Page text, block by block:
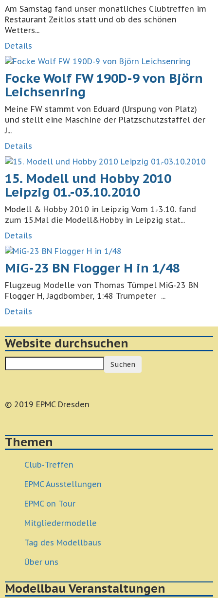
Am Samstag fand unser monatliches Clubtreffen im
Restaurant Zeitlos statt und ob des schönen
Wetters...
Details
Focke Wolf FW 190D-9 von Björn
Leichsenring
Meine FW stammt von Eduard (Urspung von Platz)
und stellt eine Maschine der Platzschutzstaffel der
J...
Details
15. Modell und Hobby 2010
Leipzig 01.-03.10.2010
Modell & Hobby 2010 in Leipzig Vom 1.-3.10. fand
zum 15.Mal die Modell&Hobby in Leipzig stat...
Details
MiG-23 BN Flogger H in 1/48
Flugzeug Modelle von Thomas Tümpel MiG-23 BN
Flogger H, Jagdbomber, 1:48 Trumpeter ...
Details
Website durchsuchen
Suchen
© 2019 EPMC Dresden
Themen
Club-Treffen
EPMC Ausstellungen
EPMC on Tour
Mitgliedermodelle
Tag des Modellbaus
Über uns
Modellbau Veranstaltungen